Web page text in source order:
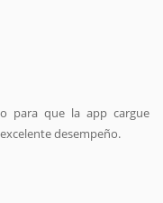
para que la app cargue
desempeño.